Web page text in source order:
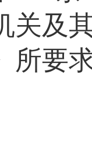
关及
所要